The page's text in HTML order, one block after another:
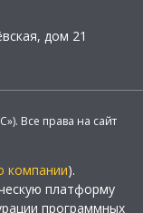
дом 21
Все права на сайт
компании).
платформу
программных